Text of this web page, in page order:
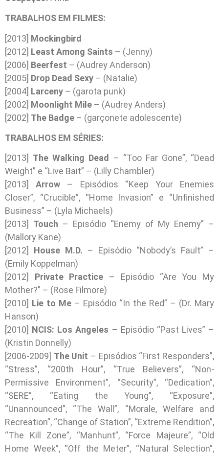
TRABALHOS EM FILMES:
[2013] Mockingbird
[2012] Least Among Saints – (Jenny)
[2006] Beerfest – (Audrey Anderson)
[2005] Drop Dead Sexy – (Natalie)
[2004] Larceny – (garota punk)
[2002] Moonlight Mile – (Audrey Anders)
[2002] The Badge – (garçonete adolescente)
TRABALHOS EM SÉRIES:
[2013] The Walking Dead
– “Too Far Gone”, “Dead
Weight” e “Live Bait” – (Lilly Chambler)
[2013]Arrow – Episódios “Keep Your Enemies
Closer”, “Crucible”, “Home Invasion” e “Unfinished
Business” – (Lyla Michaels)
[2013] Touch – Episódio “Enemy of My Enemy” –
(Mallory Kane)
[2012] House M.D. – Episódio “Nobody’s Fault” –
(Emily Koppelman)
[2012] Private Practice – Episódio “Are You My
Mother?” – (Rose Filmore)
[2010] Lie to Me – Episódio “In the Red” – (Dr. Mary
Hanson)
[2010] NCIS: Los Angeles – Episódio “Past Lives” –
(Kristin Donnelly)
[2006-2009] The Unit – Episódios “First Responders”,
“Stress”, “200th Hour”, “True Believers”, “Non-
Permissive Environment”, “Security”, “Dedication”,
“SERE”, “Eating the Young”, “Exposure”,
“Unannounced”, “The Wall”, “Morale, Welfare and
Recreation”, “Change of Station”, “Extreme Rendition”,
“The Kill Zone”, “Manhunt”, “Force Majeure”, “Old
Home Week”, “Off the Meter”, “Natural Selection”,